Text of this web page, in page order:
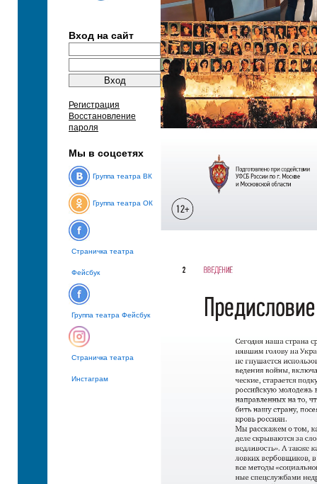
Вход на сайт
Регистрация
Восстановление
пароля
Мы в соцсетях
Группа театра ВК
Группа театра ОК
Страничка театра
Фейсбук
Группа театра Фейсбук
Страничка театра
Инстаграм